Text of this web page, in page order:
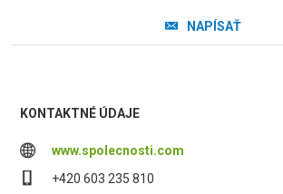
NAPÍSAŤ
KONTAKTNÉ ÚDAJE
www.spolecnosti.com
+420 603 235 810